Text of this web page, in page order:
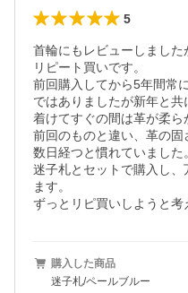
5
首輪にもレビューしました
リピート買いです。
前回購入してから5年間常
ではありましたが新年と共
着けてすぐの間は革が柔
前回のものと違い、革の
数日経つと慣れていました。
迷子札とセットで購入し
ます。
ずっとリピ買いしようと考
購入した商品
迷子札/ペールブルー